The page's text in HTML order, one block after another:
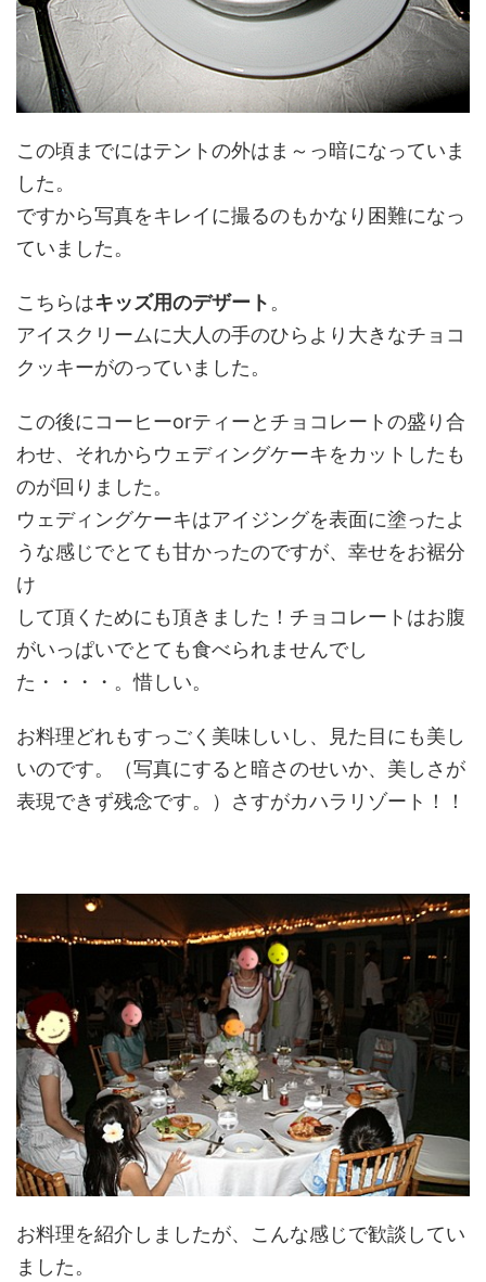
この頃までにはテントの外はま～っ暗になっていま
した。
ですから写真をキレイに撮るのもかなり困難になっ
ていました。
こちらはキッズ用のデザート。
アイスクリームに大人の手のひらより大きなチョコ
クッキーがのっていました。
この後にコーヒーorティーとチョコレートの盛り合
わせ、それからウェディングケーキをカットしたも
のが回りました。
ウェディングケーキはアイジングを表面に塗ったよ
うな感じでとても甘かったのですが、幸せをお裾分
け
して頂くためにも頂きました！チョコレートはお腹
がいっぱいでとても食べられませんでし
た・・・・。惜しい。
お料理どれもすっごく美味しいし、見た目にも美し
いのです。（写真にすると暗さのせいか、美しさが
表現できず残念です。）さすがカハラリゾート！！
お料理を紹介しましたが、こんな感じで歓談してい
ました。